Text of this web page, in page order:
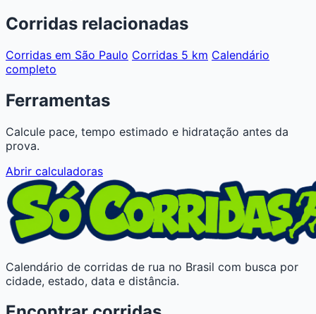
Corridas relacionadas
Corridas em São Paulo Corridas 5 km Calendário
completo
Ferramentas
Calcule pace, tempo estimado e hidratação antes da
prova.
Abrir calculadoras
Calendário de corridas de rua no Brasil com busca por
cidade, estado, data e distância.